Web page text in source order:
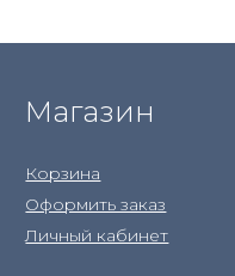
Магазин
Корзина
Оформить заказ
Личный кабинет